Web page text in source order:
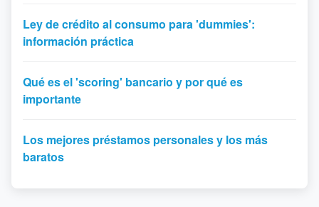
Ley de crédito al consumo para 'dummies':
información práctica
Qué es el 'scoring' bancario y por qué es
importante
Los mejores préstamos personales y los más
baratos